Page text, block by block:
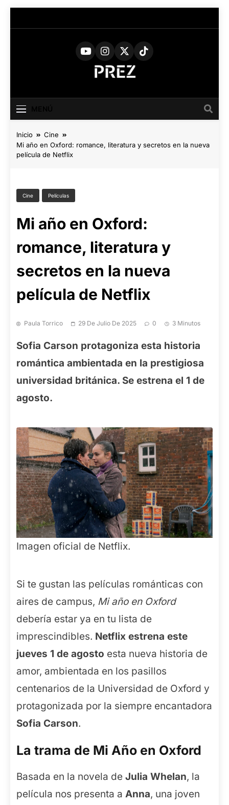
al
PREZ
MAGAZINE
Cultural
Inicio
Cine
Mi año en Oxford: romance, literatura y secretos en la nueva
película de Netflix
Cine Películas
Mi año en Oxford:
romance, literatura y
secretos en la nueva
película de Netflix
Paula Torrico 29 De Julio De 2025 0 3 Minutos
Sofia Carson protagoniza esta historia
romántica ambientada en la prestigiosa
universidad británica. Se estrena el 1 de
agosto.
Imagen oficial de Netflix.
Si te gustan las películas románticas con
aires de campus, Mi año en Oxford
debería estar ya en tu lista de
imprescindibles. Netflix estrena este
jueves 1 de agosto esta nueva historia de
amor, ambientada en los pasillos
centenarios de la Universidad de Oxford y
protagonizada por la siempre encantadora
Sofia Carson.
La trama de Mi Año en Oxford
Basada en la novela de Julia Whelan, la
película nos presenta a Anna, una joven